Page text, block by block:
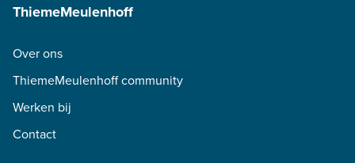
ThiemeMeulenhoff
Over ons
ThiemeMeulenhoff community
Werken bij
Contact